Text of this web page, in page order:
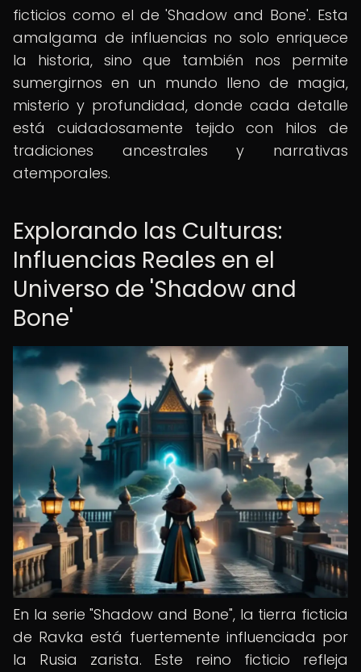
ficticios como el de 'Shadow and Bone'. Esta
amalgama de influencias no solo enriquece
la historia, sino que también nos permite
sumergirnos en un mundo lleno de magia,
misterio y profundidad, donde cada detalle
está cuidadosamente tejido con hilos de
tradiciones ancestrales y narrativas
atemporales.
Explorando las Culturas:
Influencias Reales en el
Universo de 'Shadow and
Bone'
En la serie "Shadow and Bone", la tierra ficticia
de Ravka está fuertemente influenciada por
la Rusia zarista. Este reino ficticio refleja